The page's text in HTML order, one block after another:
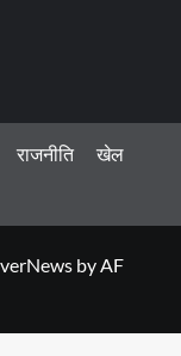
राजनीति
खेल
by AF